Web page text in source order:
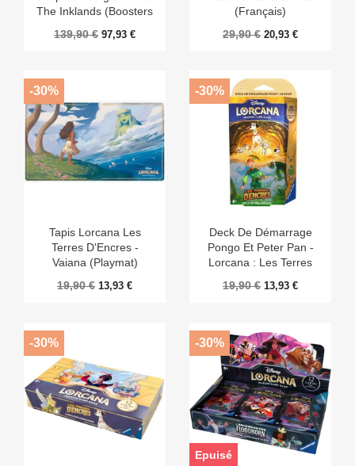
The Inklands (Boosters
139,90 € 97,93 €
(Français)
29,90 € 20,93 €
Tapis Lorcana Les
Terres D'Encres -
Vaiana (Playmat)
19,90 € 13,93 €
-30%
Deck De Démarrage
Pongo Et Peter Pan -
Lorcana : Les Terres
19,90 € 13,93 €
-30%
-30% -30%
Epuisé